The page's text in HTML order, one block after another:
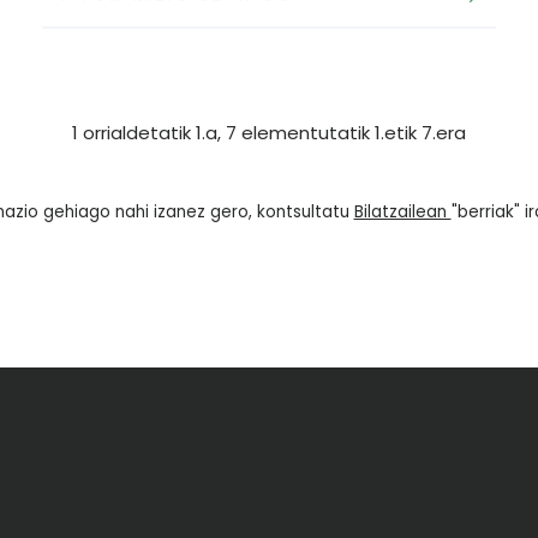
1 orrialdetatik 1.a, 7 elementutatik 1.etik 7.era
gehiago nahi izanez gero, kontsultatu Bilatzailean "berriak"